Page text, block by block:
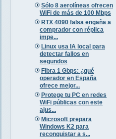
Sólo 8 aerolíneas ofrecen
WiFi de más de 100 Mbps
RTX 4090 falsa engaña a
comprador con réplica
impe...
Linux usa IA local para
detectar fallos en
segundos
Fibra 1 Gbps: ¿qué
operador en España
ofrece mejor...
Protege tu PC en redes
WiFi públicas con este
ajus...
Microsoft prepara
Windows K2 para
reconquistar a s...